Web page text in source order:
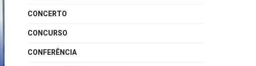
CONCERTO
CONCURSO
CONFERÊNCIA